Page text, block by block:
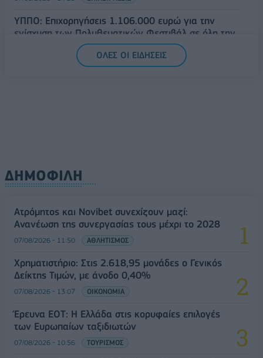
ΥΠΠΟ: Επιχορηγήσεις 1.106.000 ευρώ για την
ενίσχυση των Πολυθεματικών Φεστιβάλ σε όλη την
07/08/2026 - 14:34 ΟΙΚΟΝΟΜΙΑ
ΟΛΕΣ ΟΙ ΕΙΔΗΣΕΙΣ
ΔΗΜΟΦΙΛΗ
Ατρόμητος και Novibet συνεχίζουν μαζί:
Ανανέωση της συνεργασίας τους μέχρι το 2028
07/08/2026 - 11:50 ΑΘΛΗΤΙΣΜΟΣ
Χρηματιστήριο: Στις 2.618,95 μονάδες ο Γενικός
Δείκτης Τιμών, με άνοδο 0,40%
07/08/2026 - 13:07 ΟΙΚΟΝΟΜΙΑ
Έρευνα ΕΟΤ: Η Ελλάδα στις κορυφαίες επιλογές
των Ευρωπαίων ταξιδιωτών
07/08/2026 - 10:56 ΤΟΥΡΙΣΜΟΣ